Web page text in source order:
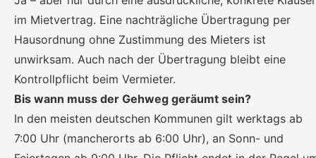
im Mietvertrag. Eine nachträgliche Übertragung per
Hausordnung ohne Zustimmung des Mieters ist
unwirksam. Auch nach der Übertragung bleibt eine
Kontrollpflicht beim Vermieter.
Bis wann muss der Gehweg geräumt sein?
In den meisten deutschen Kommunen gilt werktags ab
7:00 Uhr (mancherorts ab 6:00 Uhr), an Sonn- und